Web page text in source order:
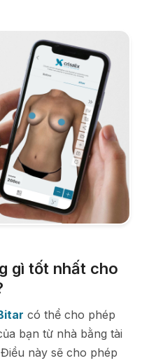
gì tốt nhất cho
có thể cho phép
bạn từ nhà bằng tài
này sẽ cho phép